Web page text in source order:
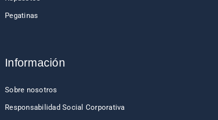
Pegatinas
Información
Sobre nosotros
Responsabilidad Social Corporativa